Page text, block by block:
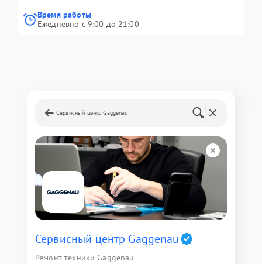
Время работы
Ежедневно с 9:00 до 21:00
Сервисный центр Gaggenau
Сервисный центр Gaggenau
Ремонт техники Gaggenau